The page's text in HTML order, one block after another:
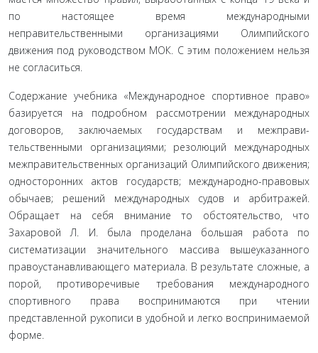
по настоящее время международными
неправительственными организациями Олимпийского
движения под руководством МОК. С этим положением нельзя
не согласиться.
Содержание учебника «Международное спортивное право»
базируется на подробном рассмотрении междуна­родных
договоров, заключаемых государствам и межправи­
тельственными организациями; резолюций международных
межправительственных организаций Олимпийского движе­ния;
односторонних актов государств; международно-право­вых
обычаев; решений международных судов и арбитражей.
Обращает на себя внимание то обстоятельство, что
Захаровой Л. И. была проделана большая работа по
систематизации зна­чительного массива вышеуказанного
правоустанавливающего материала. В результате сложные, а
порой, противоречивые требования международного
спортивного права воспринима­ются при чтении
представленной рукописи в удобной и легко воспринимаемой
форме.